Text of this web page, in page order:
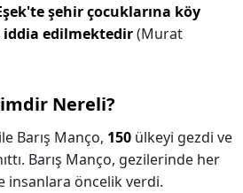
şehir çocuklarına köy
iddia edilmektedir(Murat
Nereli?
Barış Manço, 150 ülkeyi gezdi ve
Barış Manço, gezilerinde her
insanlara öncelik verdi.